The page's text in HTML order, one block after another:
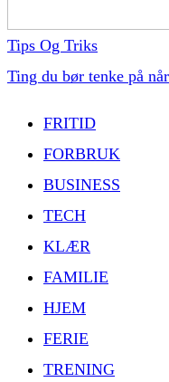
Tips Og Triks
Ting du bør tenke på
FRITID
FORBRUK
BUSINESS
TECH
KLÆR
FAMILIE
HJEM
FERIE
TRENING